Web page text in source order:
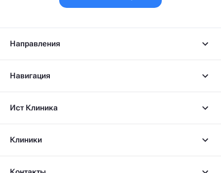
Гастроэнтеролог-гепатолог
Гериатр
Гинеколог
Гирудолог
Дерматовенеролог
Детский вертебролог
Детский врач УЗИ
Направления
Навигация
Ист Клиника
Клиники